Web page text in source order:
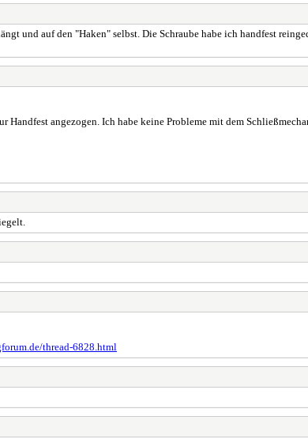
und auf den "Haken" selbst. Die Schraube habe ich handfest
angezogen. Ich habe keine Probleme mit dem
thread-6828.html